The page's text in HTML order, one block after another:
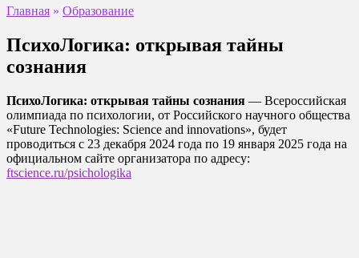
Главная » Образование
ПсихоЛогика: открывая тайны
сознания
ПсихоЛогика: открывая тайны сознания — Всероссийская
олимпиада по психологии, от Российского научного общества
«Future Technologies: Science and innovations», будет
проводиться с 23 декабря 2024 года по 19 января 2025 года на
официальном сайте организатора по адресу:
ftscience.ru/psichologika